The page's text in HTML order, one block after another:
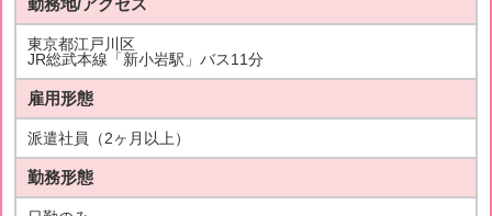
勤務地/アクセス
東京都江戸川区
JR総武本線「新小岩駅」バス11分
雇用形態
派遣社員（2ヶ月以上）
勤務形態